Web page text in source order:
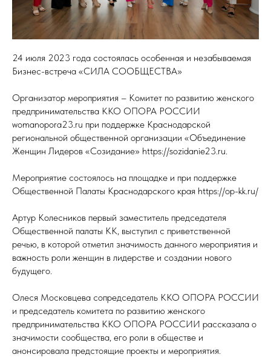
24 июля 2023 года состоялась особенная и незабываемая
Бизнес-встреча «СИЛА СООБЩЕСТВА»
Организатор мероприятия – Комитет по развитию женского
предпринимательства ККО ОПОРА РОССИИ
womanopora23.ru при поддержке Краснодарской
региональной общественной организации «Объединение
Женщин Лидеров «Созидание» https://sozidanie23.ru.
Мероприятие состоялось на площадке и при поддержке
Общественной Палаты Краснодарского края https://op-kk.ru/
Артур Колесников первый заместитель председателя
Общественной палаты КК, выступил с приветственной
речью, в которой отметил значимость данного мероприятия и
важность роли женщин в лидерстве и создании нового
будущего.
Олеся Московцева сопредседатель ККО ОПОРА РОССИИ
и председатель комитета по развитию женского
предпринимательства ККО ОПОРА РОССИИ рассказала о
значимости сообщества, его роли в обществе и
анонсировала предстоящие проекты и мероприятия.